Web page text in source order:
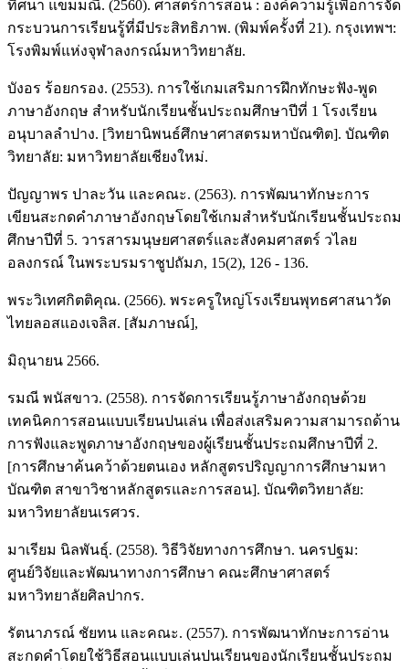
ทิศนา แขมมณี. (2560). ศาสตร์การสอน : องค์ความรู้เพื่อการจัด
กระบวนการเรียนรู้ที่มีประสิทธิภาพ. (พิมพ์ครั้งที่ 21). กรุงเทพฯ:
โรงพิมพ์แห่งจุฬาลงกรณ์มหาวิทยาลัย.
บังอร ร้อยกรอง. (2553). การใช้เกมเสริมการฝึกทักษะฟัง-พูด
ภาษาอังกฤษ สำหรับนักเรียนชั้นประถมศึกษาปีที่ 1 โรงเรียน
อนุบาลลำปาง. [วิทยานิพนธ์ศึกษาศาสตรมหาบัณฑิต]. บัณฑิต
วิทยาลัย: มหาวิทยาลัยเชียงใหม่.
ปัญญาพร ปาละวัน และคณะ. (2563). การพัฒนาทักษะการ
เขียนสะกดคำภาษาอังกฤษโดยใช้เกมสำหรับนักเรียนชั้นประถม
ศึกษาปีที่ 5. วารสารมนุษยศาสตร์และสังคมศาสตร์ วไลย
อลงกรณ์ ในพระบรมราชูปถัมภ, 15(2), 126 - 136.
พระวิเทศกิตติคุณ. (2566). พระครูใหญ่โรงเรียนพุทธศาสนาวัด
ไทยลอสแองเจลิส. [สัมภาษณ์],
มิถุนายน 2566.
รมณี พนัสขาว. (2558). การจัดการเรียนรู้ภาษาอังกฤษด้วย
เทคนิคการสอนแบบเรียนปนเล่น เพื่อส่งเสริมความสามารถด้าน
การฟังและพูดภาษาอังกฤษของผู้เรียนชั้นประถมศึกษาปีที่ 2.
[การศึกษาค้นคว้าด้วยตนเอง หลักสูตรปริญญาการศึกษามหา
บัณฑิต สาขาวิชาหลักสูตรและการสอน]. บัณฑิตวิทยาลัย:
มหาวิทยาลัยนเรศวร.
มาเรียม นิลพันธุ์. (2558). วิธีวิจัยทางการศึกษา. นครปฐม:
ศูนย์วิจัยและพัฒนาทางการศึกษา คณะศึกษาศาสตร์
มหาวิทยาลัยศิลปากร.
รัตนาภรณ์ ชัยทน และคณะ. (2557). การพัฒนาทักษะการอ่าน
สะกดคำโดยใช้วิธีสอนแบบเล่นปนเรียนของนักเรียนชั้นประถม